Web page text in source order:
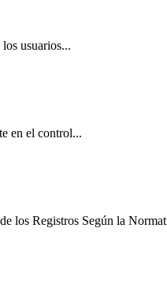
usuarios...
en el control...
los Registros Según la